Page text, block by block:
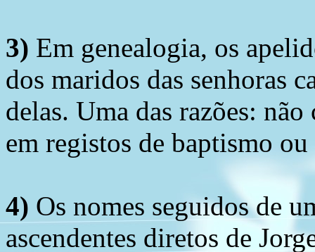
3) Em genealogia, os
dos maridos das senhoras
delas. Uma das razões:
em registos de baptismo
4) Os nomes seguidos de
ascendentes diretos de